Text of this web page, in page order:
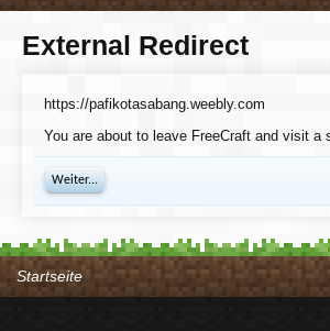
External Redirect
https://pafikotasabang.weebly.com
You are about to leave FreeCraft and visit
Weiter...
Startseite